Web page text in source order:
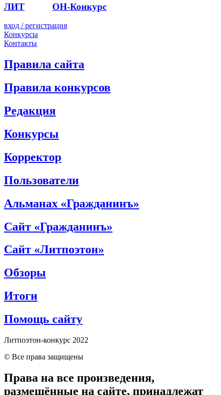
ЛИТ ОН-Конкурс
вход / регистрация
Конкурсы
Контакты
Правила сайта
Правила конкурсов
Редакция
Конкурсы
Корректор
Пользователи
Альманах «Гражданинъ»
Сайт «Гражданинъ»
Сайт «Литпоэтон»
Обзоры
Итоги
Помощь сайту
Литпоэтон-конкурс 2022
© Все права защищены
Права на все произведения,
размещённые на сайте, принадлежат